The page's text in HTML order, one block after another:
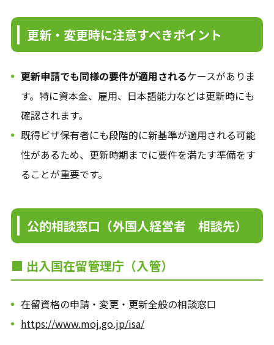
更新・変更時に注意すべきポイント
更新申請でも同様の要件が適用されるケースがありま
す。特に資本金、雇用、日本語能力などは更新時にも
確認されます。
既得ビザ保有者にも段階的に新基準が適用される可能
性があるため、更新時期までに要件を満たす準備をす
ることが重要です。
公的相談窓口（外国人経営者 相談先）
■ 出入国在留管理庁（入管）
在留資格の申請・変更・更新全般の相談窓口
https://www.moj.go.jp/isa/